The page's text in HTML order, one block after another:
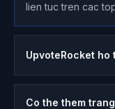
lien tuc tren cac
UpvoteRocket
Co the them